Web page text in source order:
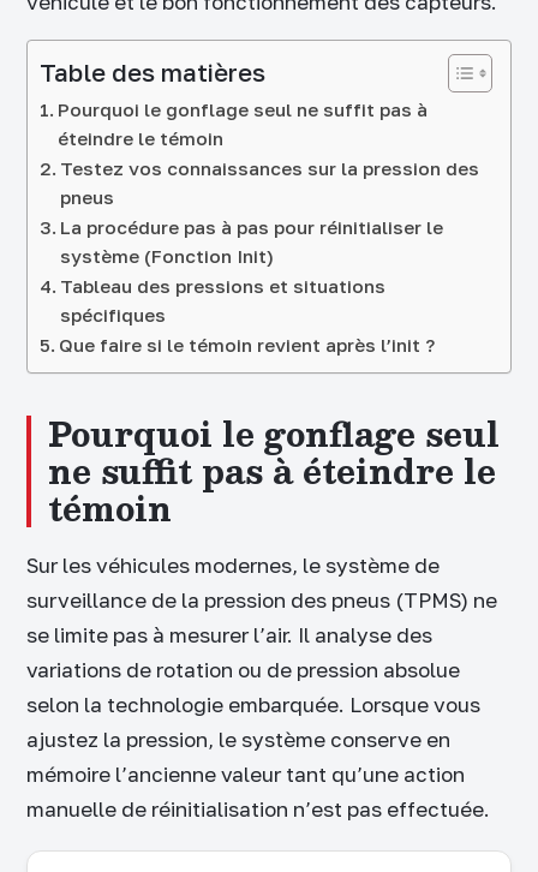
Table des matières
Pourquoi le gonflage seul ne suffit pas à
éteindre le témoin
Testez vos connaissances sur la pression des
pneus
La procédure pas à pas pour réinitialiser le
système (Fonction Init)
Tableau des pressions et situations
spécifiques
Que faire si le témoin revient après l’init ?
Pourquoi le gonflage seul
ne suffit pas à éteindre le
témoin
Sur les véhicules modernes, le système de
surveillance de la pression des pneus (TPMS) ne
se limite pas à mesurer l’air. Il analyse des
variations de rotation ou de pression absolue
selon la technologie embarquée. Lorsque vous
ajustez la pression, le système conserve en
mémoire l’ancienne valeur tant qu’une action
manuelle de réinitialisation n’est pas effectuée.